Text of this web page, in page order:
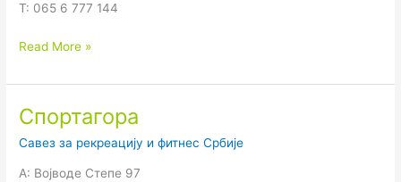
Т: 065 6 777 144
Read More »
Спортагора
Савез за рекреацију и фитнес Србије
А: Војводе Степе 97
Спортагора